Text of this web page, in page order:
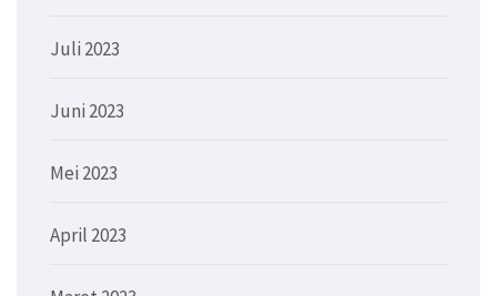
Juli 2023
Juni 2023
Mei 2023
April 2023